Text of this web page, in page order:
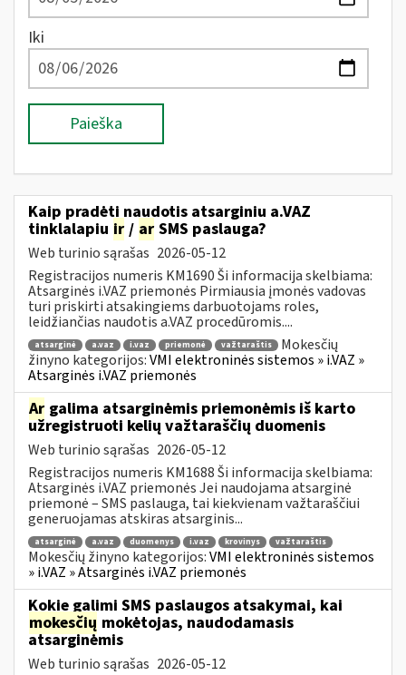
Iki
Paieška
Kaip pradėti naudotis atsarginiu a.VAZ
tinklalapiu ir / ar SMS paslauga?
Web turinio sąrašas 2026-05-12
Registracijos numeris KM1690 Ši informacija skelbiama:
Atsarginės i.VAZ priemonės Pirmiausia įmonės vadovas
turi priskirti atsakingiems darbuotojams roles,
leidžiančias naudotis a.VAZ procedūromis....
atsarginė a.vaz i.vaz priemonė važtaraštis
Mokesčių
žinyno kategorijos:VMI elektroninės sistemos » i.VAZ »
Atsarginės i.VAZ priemonės
Ar galima atsarginėmis priemonėmis iš karto
užregistruoti kelių važtaraščių duomenis
Web turinio sąrašas 2026-05-12
Registracijos numeris KM1688 Ši informacija skelbiama:
Atsarginės i.VAZ priemonės Jei naudojama atsarginė
priemonė – SMS paslauga, tai kiekvienam važtaraščiui
generuojamas atskiras atsarginis...
atsarginė a.vaz duomenys i.vaz krovinys važtaraštis
Mokesčių žinyno kategorijos:VMI elektroninės sistemos
» i.VAZ » Atsarginės i.VAZ priemonės
Kokie galimi SMS paslaugos atsakymai, kai
mokesčių mokėtojas, naudodamasis
atsarginėmis
Web turinio sąrašas 2026-05-12